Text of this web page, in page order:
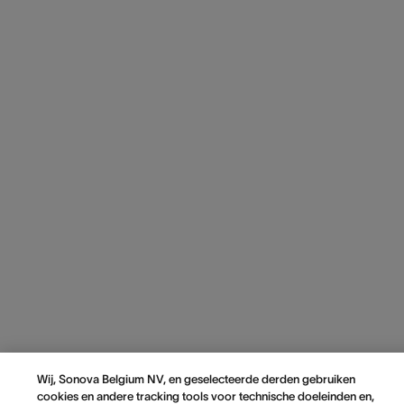
Wij, Sonova Belgium NV, en geselecteerde derden gebruiken
cookies en andere tracking tools voor technische doeleinden en,